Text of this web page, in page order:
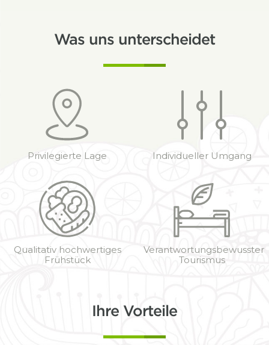
Was uns unterscheidet
Privilegierte Lage Individueller Umgang
Qualitativ hochwertiges
Frühstück
Verantwortungsbewusster
Tourismus
Ihre Vorteile